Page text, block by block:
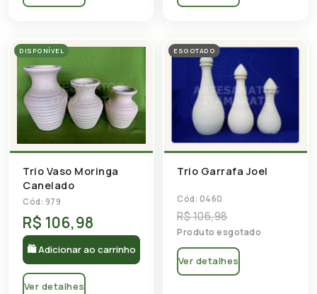
DISPONÍVEL
Trio Vaso Moringa
Canelado
Cód: 979
R$ 106,98
🛍 Adicionar ao carrinho
Ver detalhes
ESGOTADO
Trio Garrafa Joel
Cód: 0460
R$ 106,98
Produto esgotado
Ver detalhes